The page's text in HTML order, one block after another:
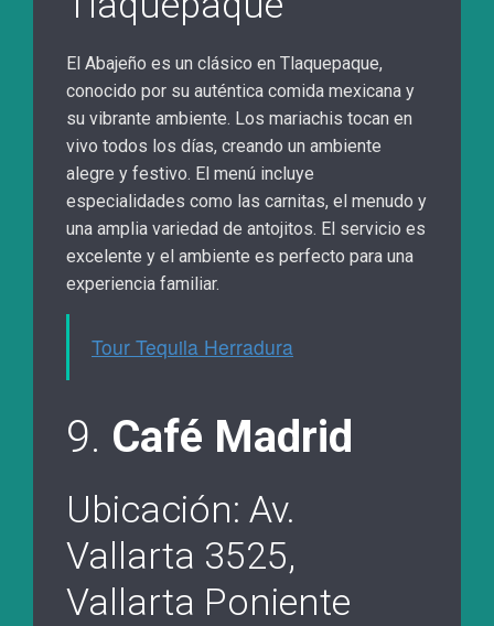
El Abajeño es un clásico en Tlaquepaque,
conocido por su auténtica comida mexicana y
su vibrante ambiente. Los mariachis tocan en
vivo todos los días, creando un ambiente
alegre y festivo. El menú incluye
especialidades como las carnitas, el menudo y
una amplia variedad de antojitos. El servicio es
excelente y el ambiente es perfecto para una
experiencia familiar.
Tour Tequila Herradura
9. Café Madrid
Ubicación: Av.
Vallarta 3525,
Vallarta Poniente